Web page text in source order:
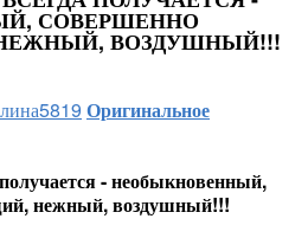
СОВЕРШЕННО
ВОЗДУШНЫЙ!!!
Оригинальное
- необыкновенный,
нежный, воздушный!!!